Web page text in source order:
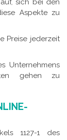
sich bei den
Aspekte zu
Preise jederzeit
Unternehmens
gehen zu
1127-1 des